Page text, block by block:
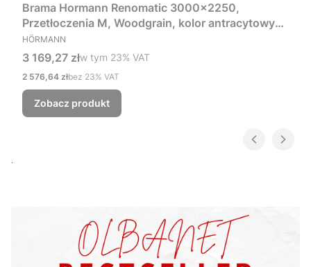
Brama Hormann Renomatic 3000x2250,
Przetłoczenia M, Woodgrain, kolor antracytowy
RAL 7016 + Prowadzenie Z
PRODUCENT
HÖRMANN
Cena brutto
3 169,27 złw tym %s VAT
w tym 23% VAT
Cena netto
2 576,64 złbez 23% VAT
Zobacz produkt